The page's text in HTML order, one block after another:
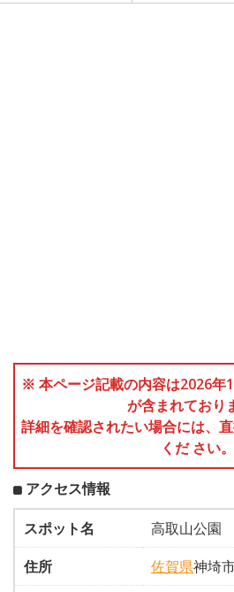
※ 本ページ記載の内容は2026年
が含まれており
詳細を確認されたい場合には、
くだ さい。
アクセス情報
スポット名
高取山公園
住所
佐賀県神埼